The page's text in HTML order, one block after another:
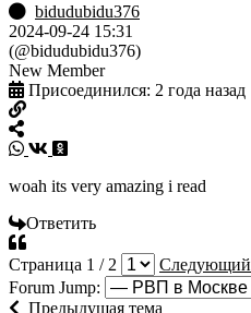
bidudubidu376
2024-09-24 15:31
(@bidudubidu376)
New Member
Присоединился: 2 года назад
woah its very amazing i read
Ответить
Страница 1 / 2
Следующий
Forum Jump:
Предыдущая тема